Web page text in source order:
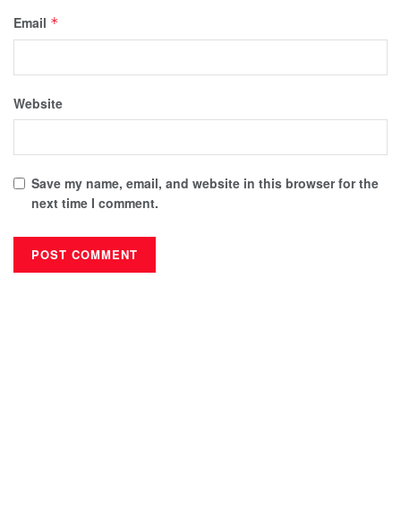
Email *
Website
Save my name, email, and website in this browser for the
next time I comment.